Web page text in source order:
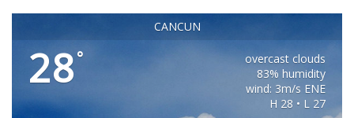
CANCUN
28°
overcast clouds
83% humidity
wind: 3m/s ENE
H 28 • L 27